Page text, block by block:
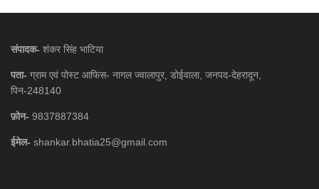
संपादक- शंकर सिंह भाटिया
पता- ग्राम एवं पोस्ट आफिस- नागल ज्वालापुर, डोईवाला, जनपद-देहरादून,
पिन-248140
फ़ोन- 9837887384
ईमेल- shankar.bhatia25@gmail.com